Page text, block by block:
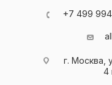
+7 499
г. Москва,
4